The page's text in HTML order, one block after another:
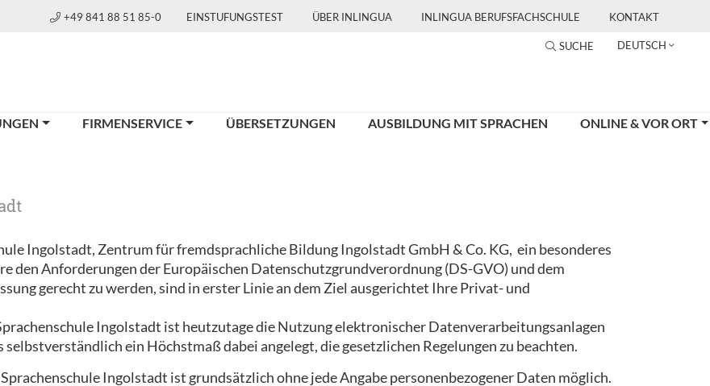
+49 841 88 51 85-0 EINSTUFUNGSTEST ÜBER INLINGUA INLINGUA BERUFSFACHSCHULE KONTAKT
SUCHE DEUTSCH
FIRMENSERVICE ÜBERSETZUNGEN AUSBILDUNG MIT SPRACHEN ONLINE & VOR ORT
Ingolstadt, Zentrum für fremdsprachliche Bildung Ingolstadt GmbH & Co. KG, ein besonderes
den Anforderungen der Europäischen Datenschutzgrundverordnung (DS-GVO) und dem
gerecht zu werden, sind in erster Linie an dem Ziel ausgerichtet Ihre Privat- und
Ingolstadt ist heutzutage die Nutzung elektronischer Datenverarbeitungsanlagen
ein Höchstmaß dabei angelegt, die gesetzlichen Regelungen zu beachten.
Ingolstadt ist grundsätzlich ohne jede Angabe personenbezogener Daten möglich.